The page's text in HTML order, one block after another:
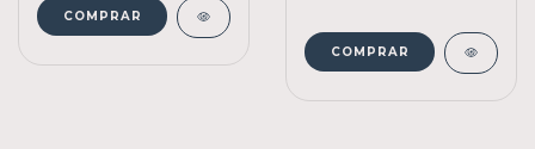
COMPRAR
COMPRAR